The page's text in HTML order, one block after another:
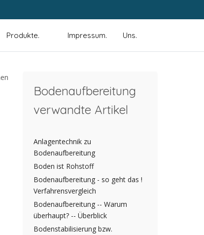
Produkte. Impressum. Uns.
Bodenaufbereitung
verwandte Artikel
Anlagentechnik zu
Bodenaufbereitung
Boden ist Rohstoff
Bodenaufbereitung - so geht das !
Verfahrensvergleich
Bodenaufbereitung -- Warum
überhaupt? -- Überblick
Bodenstabilisierung bzw.